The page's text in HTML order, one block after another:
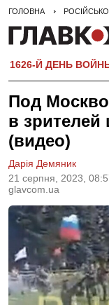
ГОЛОВНА
1626-Й ДЕНЬ
Под
в
(видео)
21 серпня, 2023,
glavcom.ua
Дарія Демяник